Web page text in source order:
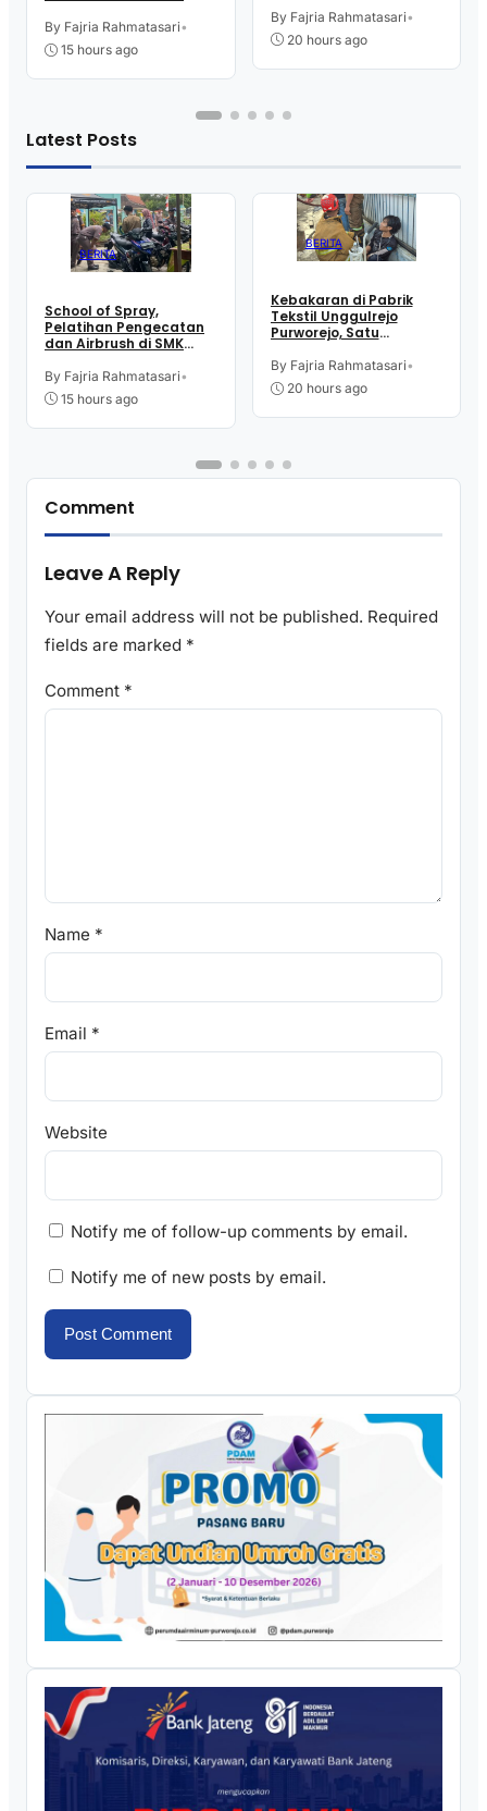
Kutoarjo
By Fajria Rahmatasari•
15 hours ago
Tulang, Petugas
Damkar Sesak Nafas
By Fajria Rahmatasari•
20 hours ago
Latest Posts
BERITA
School of Spray,
Pelatihan Pengecatan
dan Airbrush di SMK
Kutoarjo
By Fajria Rahmatasari•
15 hours ago
BERITA
Kebakaran di Pabrik
Tekstil Unggulrejo
Purworejo, Satu
Tulang, Petugas
Damkar Sesak Nafas
By Fajria Rahmatasari•
20 hours ago
Comment
Leave A Reply
Your email address will not be published. Required
fields are marked *
Comment *
Name *
Email *
Website
Notify me of follow-up comments by email.
Notify me of new posts by email.